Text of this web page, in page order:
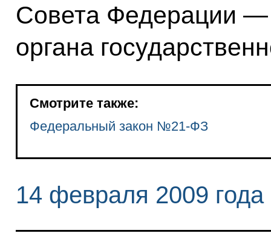
Совета Федерации —
органа
Смотрите также:
Федеральный закон №21-ФЗ
14 февраля 2009 года